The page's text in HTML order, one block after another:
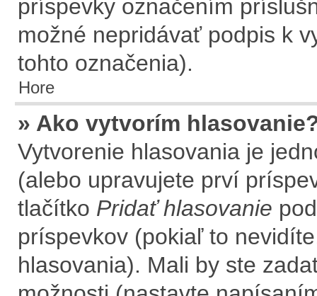
príspevky označením
možné nepridávať podpis k
tohto označenia).
Hore
» Ako vytvorím
Vytvorenie hlasovania je
(alebo upravujete prví
tlačítko Pridať hlasovanie
príspevkov (pokiaľ to
hlasovania). Mali by ste